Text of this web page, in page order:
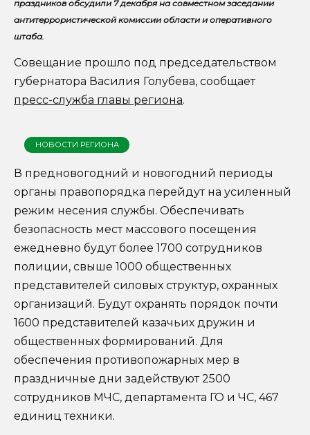
праздников обсудили 7 декабря на совместном заседании
антитеррористической комиссии области и оперативного
штаба.
Совещание прошло под председательством
губернатора Василия Голубева, сообщает
пресс-служба главы региона.
НОВОСТИ РЕГИОНА
В предновогодний и новогодний периоды
органы правопорядка перейдут на усиленный
режим несения службы. Обеспечивать
безопасность мест массового посещения
ежедневно будут более 1700 сотрудников
полиции, свыше 1000 общественных
представителей силовых структур, охранных
организаций. Будут охранять порядок почти
1600 представителей казачьих дружин и
общественных формирований. Для
обеспечения противопожарных мер в
праздничные дни задействуют 2500
сотрудников МЧС, департамента ГО и ЧС, 467
единиц техники.